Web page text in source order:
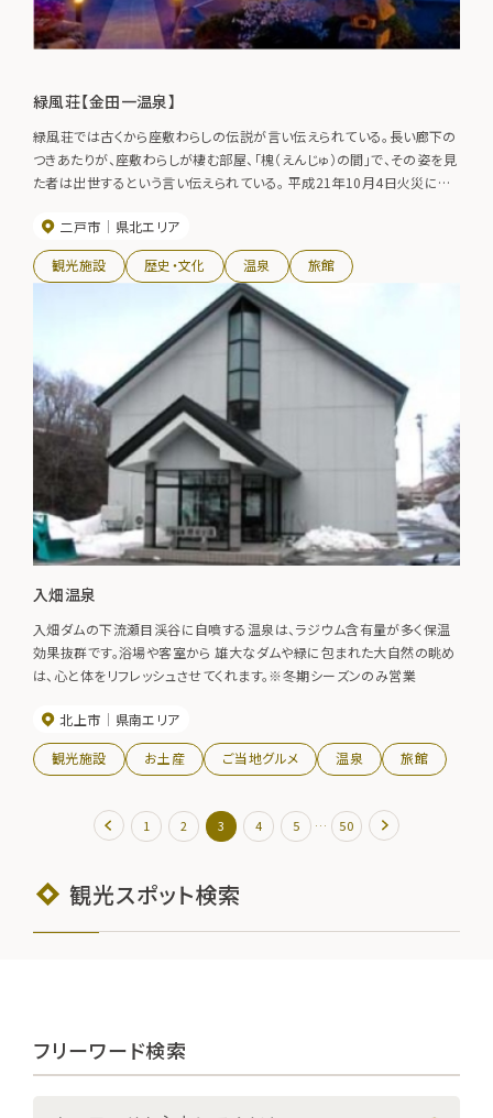
緑風荘【金田一温泉】
緑風荘では古くから座敷わらしの伝説が言い伝えられている。長い廊下の
つきあたりが、座敷わらしが棲む部屋、「槐（えんじゅ）の間」で、その姿を見
た者は出世するという言い伝えられている。 平成21年10月4日火災によ
た。 二戸市 県北エリア
観光施設 歴史・文化 温泉 旅館
入畑温泉
入畑ダムの下流瀬目渓谷に自噴する温泉は、ラジウム含有量が多く保温
効果抜群です。浴場や客室から 雄大なダムや緑に包まれた大自然の眺め
は、心と体をリフレッシュさせてくれます。※冬期シーズンのみ営業
北上市 県南エリア
観光施設 お土産 ご当地グルメ 温泉 旅館
1 2 3 4 5 … 50
観光スポット検索
フリーワード検索